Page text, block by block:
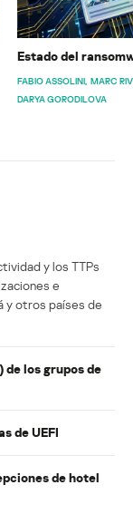
Estado del
FABIO ASSOLINI MARC
DARYA GORODILOVA
y los TTPs
e
y otros países de
los grupos de
de UEFI
de hotel